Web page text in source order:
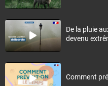
De la pluie
devenu
Comment